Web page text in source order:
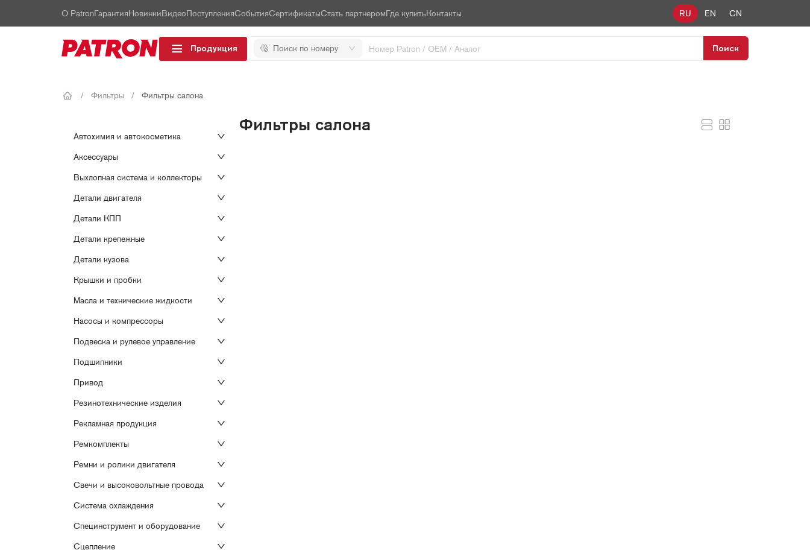
О PatronГарантияНовинкиВидеоПоступленияСобытияСертификатыСтать партнеромГде купитьКонтакты RU EN CN
Продукция Поиск по номеру Поиск
/ Фильтры / Фильтры салона
Автохимия и автокосметика
Аксессуары
Выхлопная система и коллекторы
Детали двигателя
Детали КПП
Детали крепежные
Детали кузова
Крышки и пробки
Масла и технические жидкости
Насосы и компрессоры
Подвеска и рулевое управление
Подшипники
Привод
Резинотехнические изделия
Рекламная продукция
Ремкомплекты
Ремни и ролики двигателя
Свечи и высоковольтные провода
Система охлаждения
Специнструмент и оборудование
Сцепление
Фильтры салона